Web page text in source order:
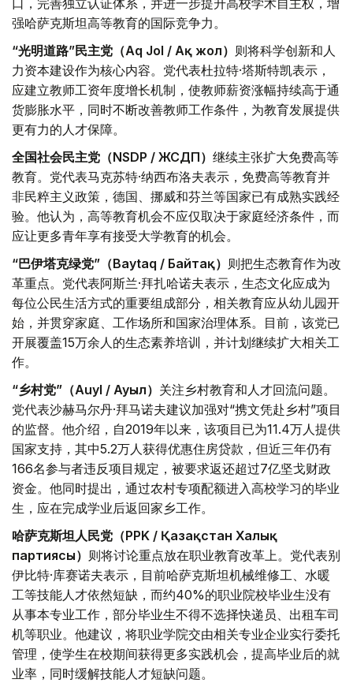
口，完善独立认证体系，并进一步提升高校学术自主权，增
强哈萨克斯坦高等教育的国际竞争力。
“光明道路”民主党（Aq Jol / Ақ жол） 则将科学创新和人
力资本建设作为核心内容。党代表杜拉特·塔斯特凯表示，
应建立教师工资年度增长机制，使教师薪资涨幅持续高于通
货膨胀水平，同时不断改善教师工作条件，为教育发展提供
更有力的人才保障。
全国社会民主党（NSDP / ЖСДП） 继续主张扩大免费高等
教育。党代表马克苏特·纳西布洛夫表示，免费高等教育并
非民粹主义政策，德国、挪威和芬兰等国家已有成熟实践经
验。他认为，高等教育机会不应仅取决于家庭经济条件，而
应让更多青年享有接受大学教育的机会。
“巴伊塔克绿党”（Baytaq / Байтақ） 则把生态教育作为改
革重点。党代表阿斯兰·拜扎哈诺夫表示，生态文化应成为
每位公民生活方式的重要组成部分，相关教育应从幼儿园开
始，并贯穿家庭、工作场所和国家治理体系。目前，该党已
开展覆盖15万余人的生态素养培训，并计划继续扩大相关工
作。
“乡村党”（Auyl / Ауыл） 关注乡村教育和人才回流问题。
党代表沙赫马尔丹·拜马诺夫建议加强对“携文凭赴乡村”项目
的监督。他介绍，自2019年以来，该项目已为11.4万人提供
国家支持，其中5.2万人获得优惠住房贷款，但近三年仍有
166名参与者违反项目规定，被要求返还超过7亿坚戈财政
资金。他同时提出，通过农村专项配额进入高校学习的毕业
生，应在完成学业后返回家乡工作。
哈萨克斯坦人民党（PPK / Қазақстан Халық
партиясы） 则将讨论重点放在职业教育改革上。党代表别
伊比特·库赛诺夫表示，目前哈萨克斯坦机械维修工、水暖
工等技能人才依然短缺，而约40%的职业院校毕业生没有
从事本专业工作，部分毕业生不得不选择快递员、出租车司
机等职业。他建议，将职业学院交由相关专业企业实行委托
管理，使学生在校期间获得更多实践机会，提高毕业后的就
业率，同时缓解技能人才短缺问题。